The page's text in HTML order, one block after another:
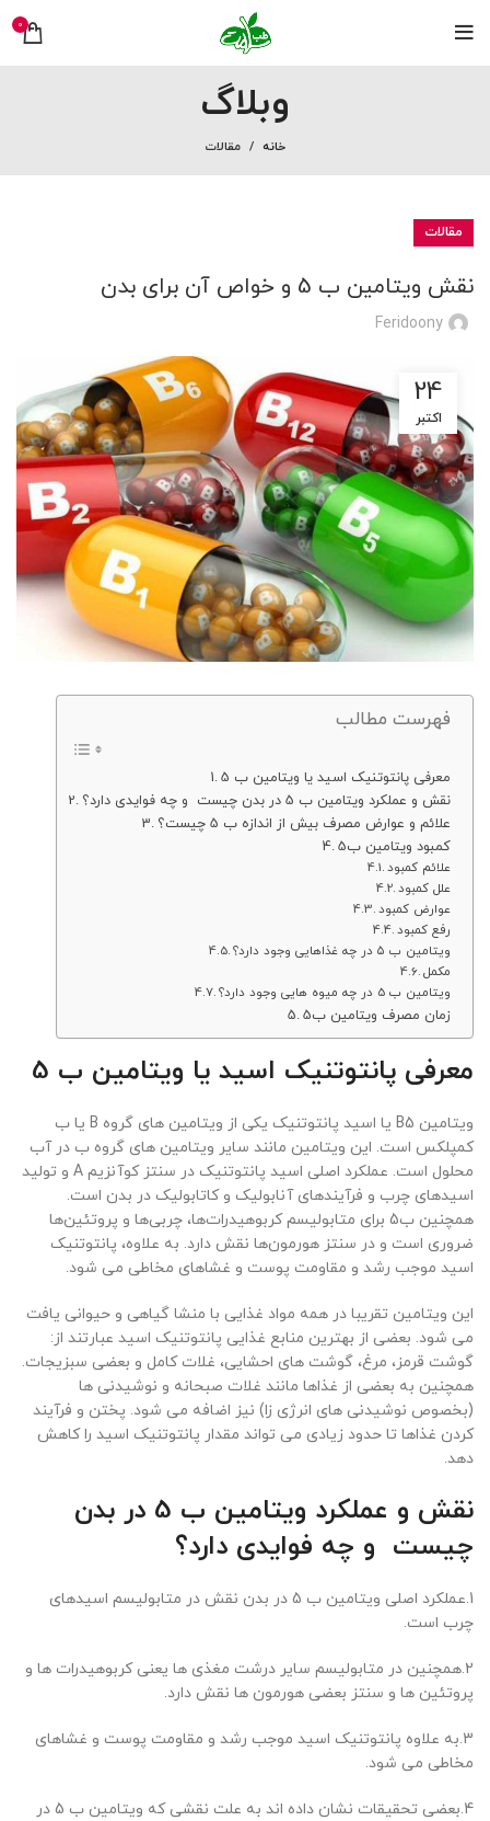
0
وبلاگ
خانه مقالات
مقالات
نقش ویتامین ب 5 و خواص آن برای بدن
Feridoony
24
اکتبر
فهرست مطالب
معرفی پانتوتنیک اسید یا ویتامین ب 5
نقش و عملکرد ویتامین ب 5 در بدن چیست و چه فوایدی دارد؟
علائم و عوارض مصرف بیش از اندازه ب 5 چیست؟
کمبود ویتامین ب5
علائم کمبود
علل کمبود
عوارض کمبود
رفع کمبود
ویتامین ب ۵ در چه غذاهایی وجود دارد؟
مکمل
ویتامین ب 5 در چه میوه هایی وجود دارد؟
زمان مصرف ویتامین ب5
معرفی پانتوتنیک اسید یا ویتامین ب 5
ویتامین B5 یا اسید پانتوتنیک یکی از ویتامین های گروه B یا ب
کمپلکس است. این ویتامین مانند سایر ویتامین های گروه ب در آب
محلول است. عملکرد اصلی اسید پانتوتنیک در سنتز کوآنزیم A و تولید
اسیدهای چرب و فرآیندهای آنابولیک و کاتابولیک در بدن است.
همچنین ب5 برای متابولیسم کربوهیدرات‌ها، چربی‌ها و پروتئین‌ها
ضروری است و در سنتز هورمون‌ها نقش دارد. به علاوه، پانتوتنیک
اسید موجب رشد و مقاومت پوست و غشاهای مخاطی می شود.
این ویتامین تقریبا در همه مواد غذایی با منشا گیاهی و حیوانی یافت
می شود. بعضی از بهترین منابع غذایی پانتوتنیک اسید عبارتند از:
گوشت قرمز، مرغ، گوشت های احشایی، غلات کامل و بعضی سبزیجات.
همچنین به بعضی از غذاها مانند غلات صبحانه و نوشیدنی ها
(بخصوص نوشیدنی های انرژی زا) نیز اضافه می شود. پختن و فرآیند
کردن غذاها تا حدود زیادی می تواند مقدار پانتوتنیک اسید را کاهش
دهد.
نقش و عملکرد ویتامین ب 5 در بدن
چیست و چه فوایدی دارد؟
1.عملکرد اصلی ویتامین ب 5 در بدن نقش در متابولیسم اسیدهای
چرب است.
2.همچنین در متابولیسم سایر درشت مغذی ها یعنی کربوهیدرات ها و
پروتئین ها و سنتز بعضی هورمون ها نقش دارد.
3.به علاوه پانتوتنیک اسید موجب رشد و مقاومت پوست و غشاهای
مخاطی می شود.
4.بعضی تحقیقات نشان داده اند به علت نقشی که ویتامین ب 5 در